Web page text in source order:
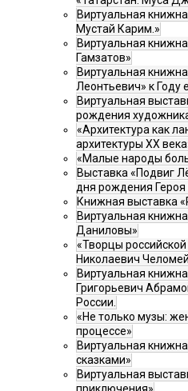
Виртуальная
Мустай Карим.»
Виртуальная
Гамзатов»
Виртуальная
Леонтьевич» к Году
Виртуальная
рождения
«Архитектура как
архитектуры XX
«Малые народы
Выставка «Подвиг
дня рождения Героя
Книжная выставка
Виртуальная
Даниловы»
«Творцы
Николаевич Челомей
Виртуальная
Григорьевич
России.
«Не только музы:
процессе»
Виртуальная
сказками»
Виртуальная